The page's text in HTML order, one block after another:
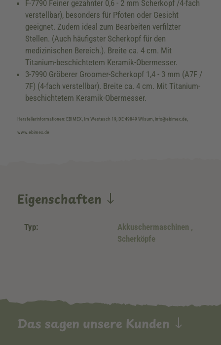
F-7790 Feiner gezahnter 0,6 - 2 mm Scherkopf /4-fach
verstellbar), besonders für Pfoten oder Gesicht
geeignet. Zudem ideal zum Bearbeiten verfilzter
Stellen. (Auch häufigster Scherkopf für den
medizinischen Bereich.). Breite ca. 4 cm. Mit
Titanium-beschichtetem Keramik-Obermesser.
3-7990 Gröberer Groomer-Scherkopf 1,4 - 3 mm (A7F /
7F) (4-fach verstellbar). Breite ca. 4 cm. Mit Titanium-
beschichtetem Keramik-Obermesser.
Herstellerinformationen: EBIMEX, Im Westesch 19, DE-49849 Wilsum, info@ebimex.de,
www.ebimex.de
Eigenschaften
Typ: Akkuschermaschinen ,
Scherköpfe
Das sagen unsere Kunden